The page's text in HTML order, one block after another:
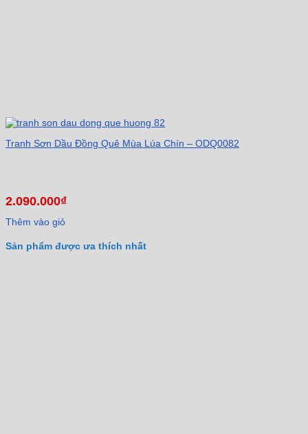
Tranh Sơn Dầu Đồng Quê Mùa Lúa Chín – ODQ0082
2.090.000₫
Thêm vào giỏ
Sản phẩm được ưa thích nhất